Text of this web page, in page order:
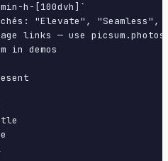
h-[100dvh]`
"Elevate", "Seamless",
links — use
in demos